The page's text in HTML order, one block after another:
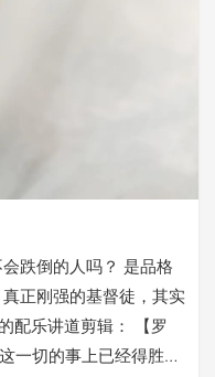
，就好像孩子都需要受
跌倒的人吗？ 是品格
正刚强的基督徒，其实
配乐讲道剪辑： 【罗
一切的事上已经得胜有